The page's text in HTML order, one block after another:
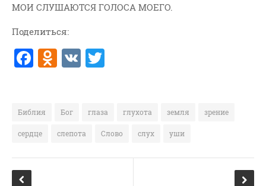
Заметки
История-Свидетельство
Книги
МОИ СЛУШАЮТСЯ ГОЛОСА МОЕГО.
Поделиться:
F
a
e
b
o
O
d
o
kl
a
V
K
te
r
Библия Бог глаза глухота земля зрение
сердце слепота Слово слух уши